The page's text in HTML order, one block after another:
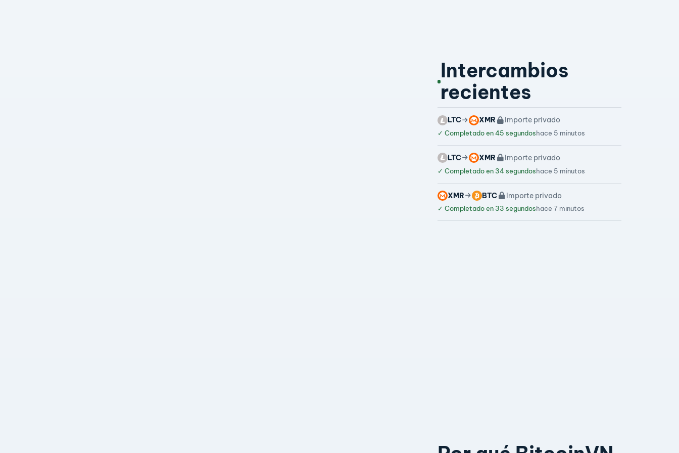
Intercambios
recientes
LTC XMR Importe privado
✓ Completado en 45 segundoshace 5 minutos
LTC XMR Importe privado
✓ Completado en 34 segundoshace 5 minutos
XMR BTC Importe privado
✓ Completado en 33 segundoshace 7 minutos